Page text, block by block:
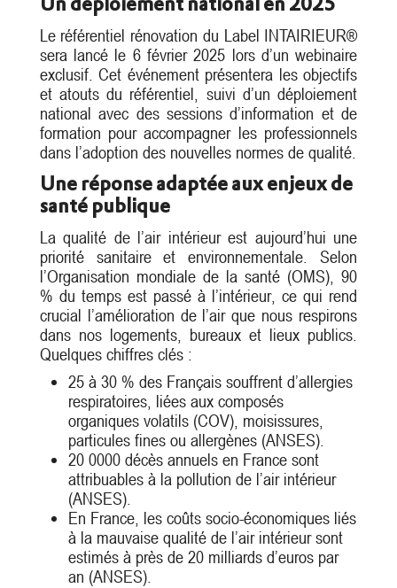
Le référentiel rénovation du Label INTAIRIEUR®
sera lancé le 6 février 2025 lors d’un webinaire
exclusif. Cet événement présentera les objectifs
et atouts du référentiel, suivi d’un déploiement
national avec des sessions d’information et de
formation pour accompagner les professionnels
dans l’adoption des nouvelles normes de qualité.
Une réponse adaptée aux enjeux de
santé publique
La qualité de l’air intérieur est aujourd’hui une
priorité sanitaire et environnementale. Selon
l’Organisation mondiale de la santé (OMS), 90
% du temps est passé à l’intérieur, ce qui rend
crucial l’amélioration de l’air que nous respirons
dans nos logements, bureaux et lieux publics.
Quelques chiffres clés :
25 à 30 % des Français souffrent d’allergies
respiratoires, liées aux composés
organiques volatils (COV), moisissures,
particules fines ou allergènes (ANSES).
20 0000 décès annuels en France sont
attribuables à la pollution de l’air intérieur
(ANSES).
En France, les coûts socio-économiques liés
à la mauvaise qualité de l’air intérieur sont
estimés à près de 20 milliards d’euros par
an (ANSES).